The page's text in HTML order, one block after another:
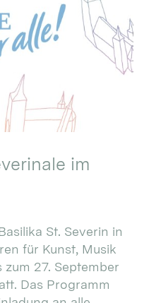
im
St. Severin in
für Kunst, Musik
zum 27. September
Das Programm